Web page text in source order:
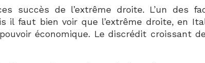
succès de l’extrême droite. L’un des
il faut bien voir que l’extrême droite, en
économique. Le discrédit croissant